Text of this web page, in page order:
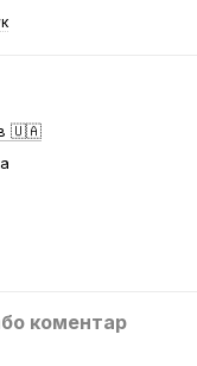
🇺🇦
коментар